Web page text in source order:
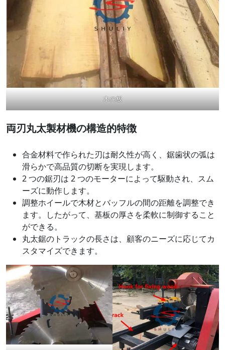
木の板
両刃丸太製材機の構造的特徴
合金材料で作られた刃は耐久性が高く、鋸歯状の弧は
滑らかで高品質の切断を実現します。
2 つの鋸刃は 2 つのモーターによって駆動され、スム
ーズに動作します。
調整ホイールで木材とバッフルの間の距離を調整でき
ます。したがって、基板の厚さを柔軟に制御すること
ができる。
丸太鋸のトラックの長さは、顧客のニーズに応じてカ
スタマイズできます。